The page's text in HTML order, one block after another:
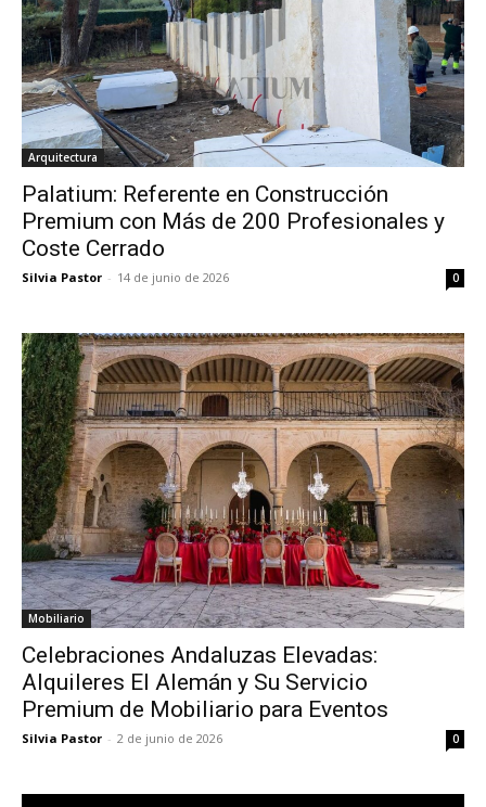
Arquitectura
Palatium: Referente en Construcción
Premium con Más de 200 Profesionales y
Coste Cerrado
Silvia Pastor - 14 de junio de 2026 0
Mobiliario
Celebraciones Andaluzas Elevadas:
Alquileres El Alemán y Su Servicio
Premium de Mobiliario para Eventos
Silvia Pastor - 2 de junio de 2026 0